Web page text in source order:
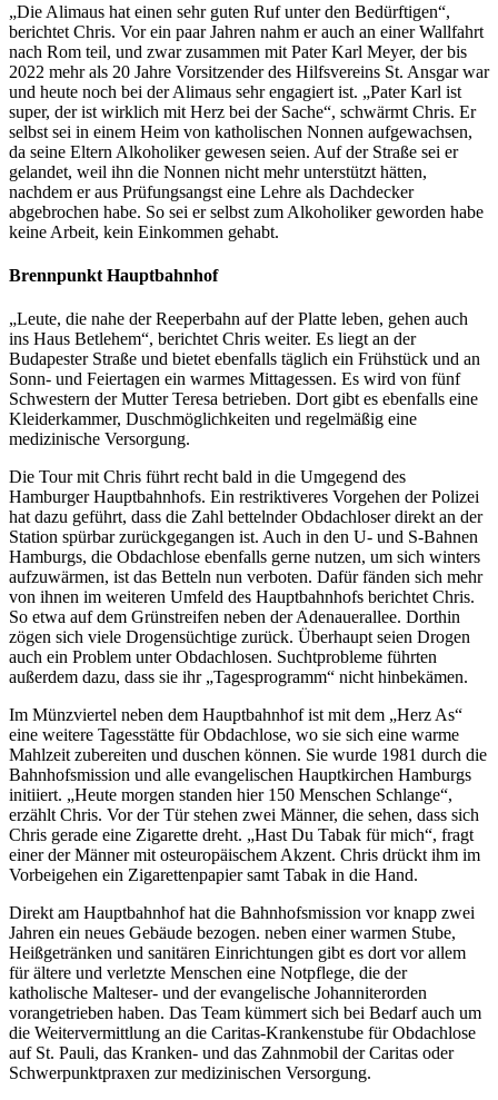
„Die Alimaus hat einen sehr guten Ruf unter den Bedürftigen“,
berichtet Chris. Vor ein paar Jahren nahm er auch an einer Wallfahrt
nach Rom teil, und zwar zusammen mit Pater Karl Meyer, der bis
2022 mehr als 20 Jahre Vorsitzender des Hilfsvereins St. Ansgar war
und heute noch bei der Alimaus sehr engagiert ist. „Pater Karl ist
super, der ist wirklich mit Herz bei der Sache“, schwärmt Chris. Er
selbst sei in einem Heim von katholischen Nonnen aufgewachsen,
da seine Eltern Alkoholiker gewesen seien. Auf der Straße sei er
gelandet, weil ihn die Nonnen nicht mehr unterstützt hätten,
nachdem er aus Prüfungsangst eine Lehre als Dachdecker
abgebrochen habe. So sei er selbst zum Alkoholiker geworden habe
keine Arbeit, kein Einkommen gehabt.
Brennpunkt Hauptbahnhof
„Leute, die nahe der Reeperbahn auf der Platte leben, gehen auch
ins Haus Betlehem“, berichtet Chris weiter. Es liegt an der
Budapester Straße und bietet ebenfalls täglich ein Frühstück und an
Sonn- und Feiertagen ein warmes Mittagessen. Es wird von fünf
Schwestern der Mutter Teresa betrieben. Dort gibt es ebenfalls eine
Kleiderkammer, Duschmöglichkeiten und regelmäßig eine
medizinische Versorgung.
Die Tour mit Chris führt recht bald in die Umgegend des
Hamburger Hauptbahnhofs. Ein restriktiveres Vorgehen der Polizei
hat dazu geführt, dass die Zahl bettelnder Obdachloser direkt an der
Station spürbar zurückgegangen ist. Auch in den U- und S-Bahnen
Hamburgs, die Obdachlose ebenfalls gerne nutzen, um sich winters
aufzuwärmen, ist das Betteln nun verboten. Dafür fänden sich mehr
von ihnen im weiteren Umfeld des Hauptbahnhofs berichtet Chris.
So etwa auf dem Grünstreifen neben der Adenauerallee. Dorthin
zögen sich viele Drogensüchtige zurück. Überhaupt seien Drogen
auch ein Problem unter Obdachlosen. Suchtprobleme führten
außerdem dazu, dass sie ihr „Tagesprogramm“ nicht hinbekämen.
Im Münzviertel neben dem Hauptbahnhof ist mit dem „Herz As“
eine weitere Tagesstätte für Obdachlose, wo sie sich eine warme
Mahlzeit zubereiten und duschen können. Sie wurde 1981 durch die
Bahnhofsmission und alle evangelischen Hauptkirchen Hamburgs
initiiert. „Heute morgen standen hier 150 Menschen Schlange“,
erzählt Chris. Vor der Tür stehen zwei Männer, die sehen, dass sich
Chris gerade eine Zigarette dreht. „Hast Du Tabak für mich“, fragt
einer der Männer mit osteuropäischem Akzent. Chris drückt ihm im
Vorbeigehen ein Zigarettenpapier samt Tabak in die Hand.
Direkt am Hauptbahnhof hat die Bahnhofsmission vor knapp zwei
Jahren ein neues Gebäude bezogen. neben einer warmen Stube,
Heißgetränken und sanitären Einrichtungen gibt es dort vor allem
für ältere und verletzte Menschen eine Notpflege, die der
katholische Malteser- und der evangelische Johanniterorden
vorangetrieben haben. Das Team kümmert sich bei Bedarf auch um
die Weitervermittlung an die Caritas-Krankenstube für Obdachlose
auf St. Pauli, das Kranken- und das Zahnmobil der Caritas oder
Schwerpunktpraxen zur medizinischen Versorgung.